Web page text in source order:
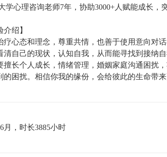
学心理咨询老师7年，协助3000+人赋能成长，
介绍】
疗心态和理念，尊重共情，也善于使用意向对
清自己的现状，认知自我，从而能寻找到接纳
擅长个人成长，情绪管理，婚姻家庭沟通困扰
的困扰。相信你我的缘份，会给彼此的生命带来
月，时长3885小时